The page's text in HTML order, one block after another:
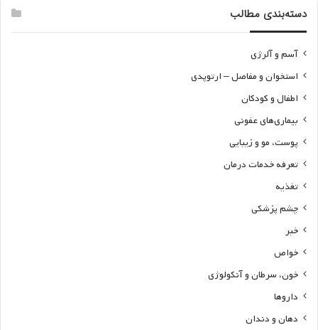
دسته‌بندی مطالب
آسم و آلرژی
استخوان و مفاصل – ارتوپدی
اطفال و کودکان
بیماری‌های عفونی
پوست، مو و زیبایی
تعرفه خدمات درمان
تغذیه
چشم پزشکی
خبر
خواص
خون، سرطان و آنکولوژی
داروها
دهان و دندان